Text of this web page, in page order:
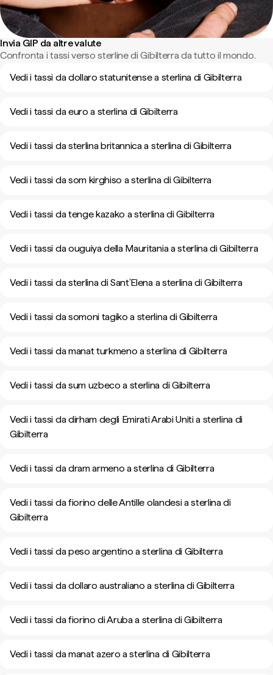
Invia GIP da altre valute
Confronta i tassi verso sterline di Gibilterra da tutto il mondo.
Vedi i tassi da dollaro statunitense a sterlina di Gibilterra
Vedi i tassi da euro a sterlina di Gibilterra
Vedi i tassi da sterlina britannica a sterlina di Gibilterra
Vedi i tassi da som kirghiso a sterlina di Gibilterra
Vedi i tassi da tenge kazako a sterlina di Gibilterra
Vedi i tassi da ouguiya della Mauritania a sterlina di Gibilterra
Vedi i tassi da sterlina di Sant’Elena a sterlina di Gibilterra
Vedi i tassi da somoni tagiko a sterlina di Gibilterra
Vedi i tassi da manat turkmeno a sterlina di Gibilterra
Vedi i tassi da sum uzbeco a sterlina di Gibilterra
Vedi i tassi da dirham degli Emirati Arabi Uniti a sterlina di
Gibilterra
Vedi i tassi da dram armeno a sterlina di Gibilterra
Vedi i tassi da fiorino delle Antille olandesi a sterlina di
Gibilterra
Vedi i tassi da peso argentino a sterlina di Gibilterra
Vedi i tassi da dollaro australiano a sterlina di Gibilterra
Vedi i tassi da fiorino di Aruba a sterlina di Gibilterra
Vedi i tassi da manat azero a sterlina di Gibilterra